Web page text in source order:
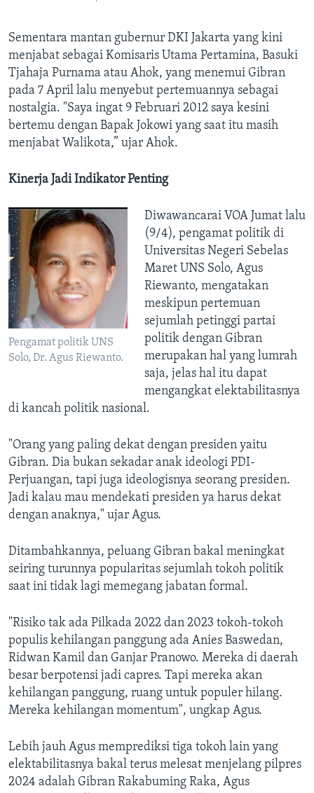
Sementara mantan gubernur DKI Jakarta yang kini
menjabat sebagai Komisaris Utama Pertamina, Basuki
Tjahaja Purnama atau Ahok, yang menemui Gibran
pada 7 April lalu menyebut pertemuannya sebagai
nostalgia. "Saya ingat 9 Februari 2012 saya kesini
bertemu dengan Bapak Jokowi yang saat itu masih
menjabat Walikota,” ujar Ahok.
Kinerja Jadi Indikator Penting
Pengamat politik UNS
Solo, Dr. Agus Riewanto.
Diwawancarai VOA Jumat lalu
(9/4), pengamat politik di
Universitas Negeri Sebelas
Maret UNS Solo, Agus
Riewanto, mengatakan
meskipun pertemuan
sejumlah petinggi partai
politik dengan Gibran
merupakan hal yang lumrah
saja, jelas hal itu dapat
mengangkat elektabilitasnya
di kancah politik nasional.
"Orang yang paling dekat dengan presiden yaitu
Gibran. Dia bukan sekadar anak ideologi PDI-
Perjuangan, tapi juga ideologisnya seorang presiden.
Jadi kalau mau mendekati presiden ya harus dekat
dengan anaknya," ujar Agus.
Ditambahkannya, peluang Gibran bakal meningkat
seiring turunnya popularitas sejumlah tokoh politik
saat ini tidak lagi memegang jabatan formal.
"Risiko tak ada Pilkada 2022 dan 2023 tokoh-tokoh
populis kehilangan panggung ada Anies Baswedan,
Ridwan Kamil dan Ganjar Pranowo. Mereka di daerah
besar berpotensi jadi capres. Tapi mereka akan
kehilangan panggung, ruang untuk populer hilang.
Mereka kehilangan momentum", ungkap Agus.
Lebih jauh Agus memprediksi tiga tokoh lain yang
elektabilitasnya bakal terus melesat menjelang pilpres
2024 adalah Gibran Rakabuming Raka, Agus